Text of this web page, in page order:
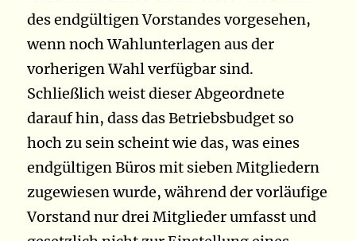
des endgültigen Vorstandes vorgesehen,
wenn noch Wahlunterlagen aus der
vorherigen Wahl verfügbar sind.
Schließlich weist dieser Abgeordnete
darauf hin, dass das Betriebsbudget so
hoch zu sein scheint wie das, was eines
endgültigen Büros mit sieben Mitgliedern
zugewiesen wurde, während der vorläufige
Vorstand nur drei Mitglieder umfasst und